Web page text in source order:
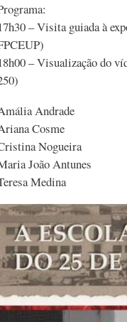
– Visita guiada à
– Visualização do
Andrade
Cosme
Nogueira
João Antunes
Medina